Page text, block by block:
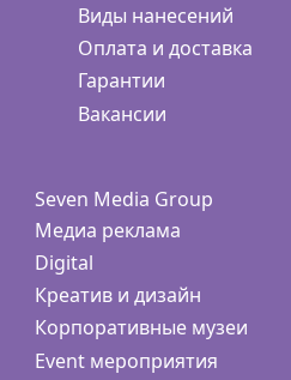
Виды нанесений
Оплата и доставка
Гарантии
Вакансии
Seven Media Group
Медиа реклама
Digital
Креатив и дизайн
Корпоративные музеи
Event мероприятия